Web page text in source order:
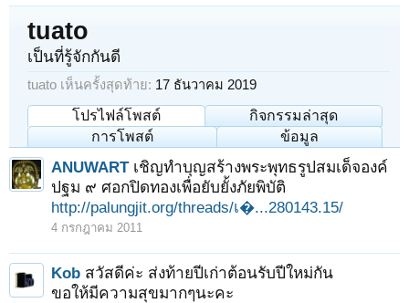
tuato
เป็นที่รู้จักกันดี
tuato เห็นครั้งสุดท้าย: 17 ธันวาคม 2019
โปรไฟล์โพสต์
กิจกรรมล่าสุด
การโพสต์
ข้อมูล
ANUWART เชิญทำบุญสร้างพระพุทธรูปสมเด็จองค์
ปฐม ๙ ศอกปิดทองเพื่อยับยั้งภัยพิบัติ
http://palungjit.org/threads/เ�...280143.15/
4 กรกฎาคม 2011
Kob สวัสดีค่ะ ส่งท้ายปีเก่าต้อนรับปีใหม่กัน
ขอให้มีความสุขมากๆนะคะ